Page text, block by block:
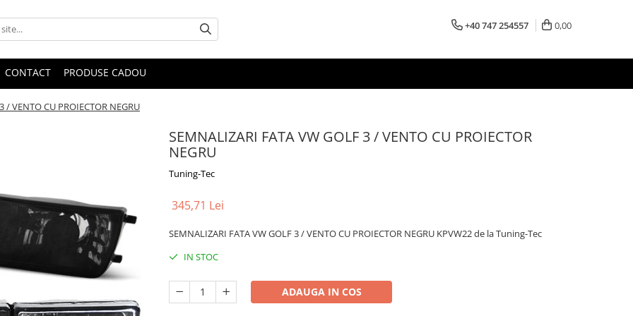
+40 747 254557 0,00
CONTACT PRODUSE CADOU
/ VENTO CU PROIECTOR NEGRU
SEMNALIZARI FATA VW GOLF 3 / VENTO CU PROIECTOR
NEGRU
Tuning-Tec
345,71 Lei
SEMNALIZARI FATA VW GOLF 3 / VENTO CU PROIECTOR NEGRU KPVW22 de la Tuning-Tec
IN STOC
ADAUGA IN COS